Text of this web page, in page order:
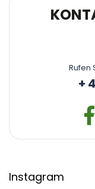
Rufen
+
Instagram